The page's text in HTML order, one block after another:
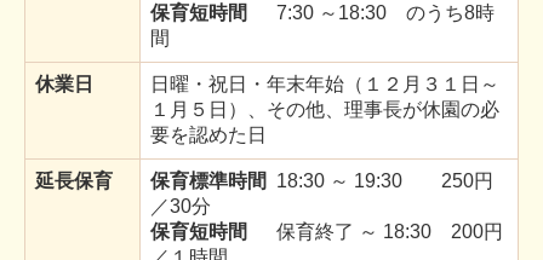
保育短時間
7:30 ～18:30 のうち8時
間
休業日
日曜・祝日・年末年始（１２月３１日～
１月５日）、その他、理事長が休園の必
要を認めた日
延長保育 保育標準時間 18:30 ～ 19:30 250円
／30分
保育短時間
保育終了 ～ 18:30 200円